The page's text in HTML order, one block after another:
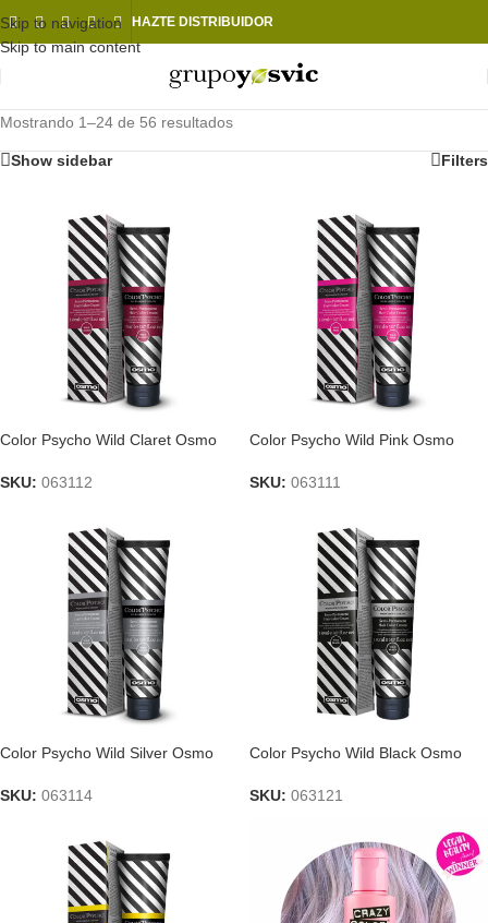
Skip to navigation
Skip to main content
HAZTE DISTRIBUIDOR
Mostrando 1–24 de 56 resultados
Show sidebar Filters
Color Psycho Wild Claret Osmo
SKU: 063112
Color Psycho Wild Pink Osmo
SKU: 063111
Color Psycho Wild Silver Osmo
SKU: 063114
Color Psycho Wild Black Osmo
SKU: 063121